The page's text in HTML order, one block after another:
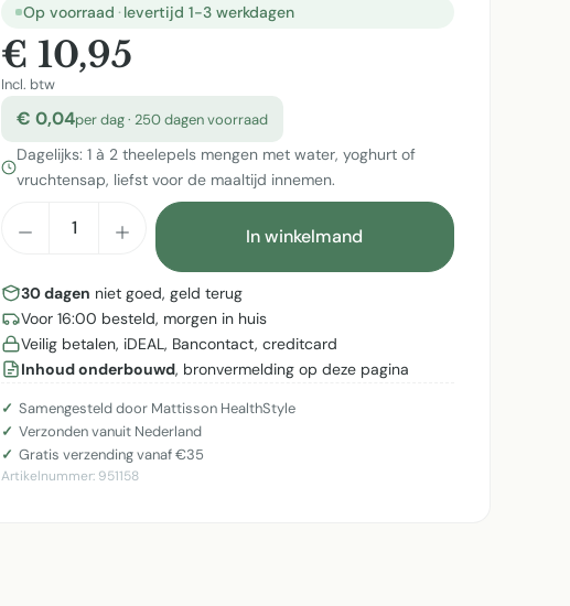
Op voorraad ·levertijd 1-3 werkdagen
€ 10,95
Incl. btw
€ 0,04per dag · 250 dagen voorraad
Dagelijks: 1 à 2 theelepels mengen met water, yoghurt of
vruchtensap, liefst voor de maaltijd innemen.
Producthoeveelheid: Voer de gewenste
In winkelmand
30 dagen niet goed, geld terug
Voor 16:00 besteld, morgen in huis
Veilig betalen, iDEAL, Bancontact, creditcard
Inhoud onderbouwd, bronvermelding op deze pagina
Samengesteld door Mattisson HealthStyle
Verzonden vanuit Nederland
Gratis verzending vanaf €35
Artikelnummer: 951158